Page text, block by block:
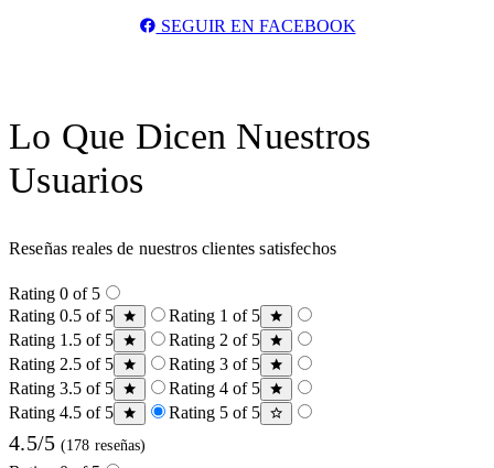
SEGUIR EN FACEBOOK
Lo Que Dicen Nuestros
Usuarios
Reseñas reales de nuestros clientes satisfechos
Rating 0 of 5
Rating 0.5 of 5
Rating 1 of 5
Rating 1.5 of 5
Rating 2 of 5
Rating 2.5 of 5
Rating 3 of 5
Rating 3.5 of 5
Rating 4 of 5
Rating 4.5 of 5
Rating 5 of 5
4.5/5 (178 reseñas)